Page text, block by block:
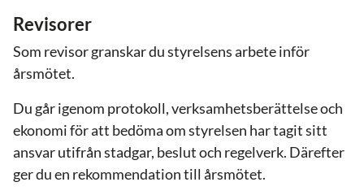
Revisorer
Som revisor granskar du styrelsens arbete inför
årsmötet.
Du går igenom protokoll, verksamhetsberättelse och
ekonomi för att bedöma om styrelsen har tagit sitt
ansvar utifrån stadgar, beslut och regelverk. Därefter
ger du en rekommendation till årsmötet.